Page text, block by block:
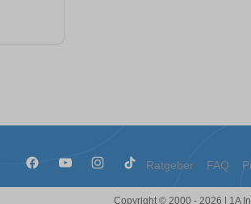
Ratgeber FAQ
Copyright © 2000 - 2026 | 1A